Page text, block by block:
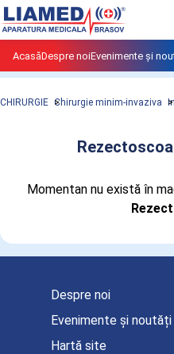
AcasăDespre noiEvenimente și
CHIRURGIE Chirurgie minim-invaziva
Produse din clasa
importate si
Momentan nu există în
Despre noi
Evenimente și noutăți
Hartă site